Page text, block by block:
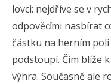
lovci: nejdříve se v
odpověďmi nasbírat
částku na herním
podstoupí. Čím blíže
výhra. Současně ale